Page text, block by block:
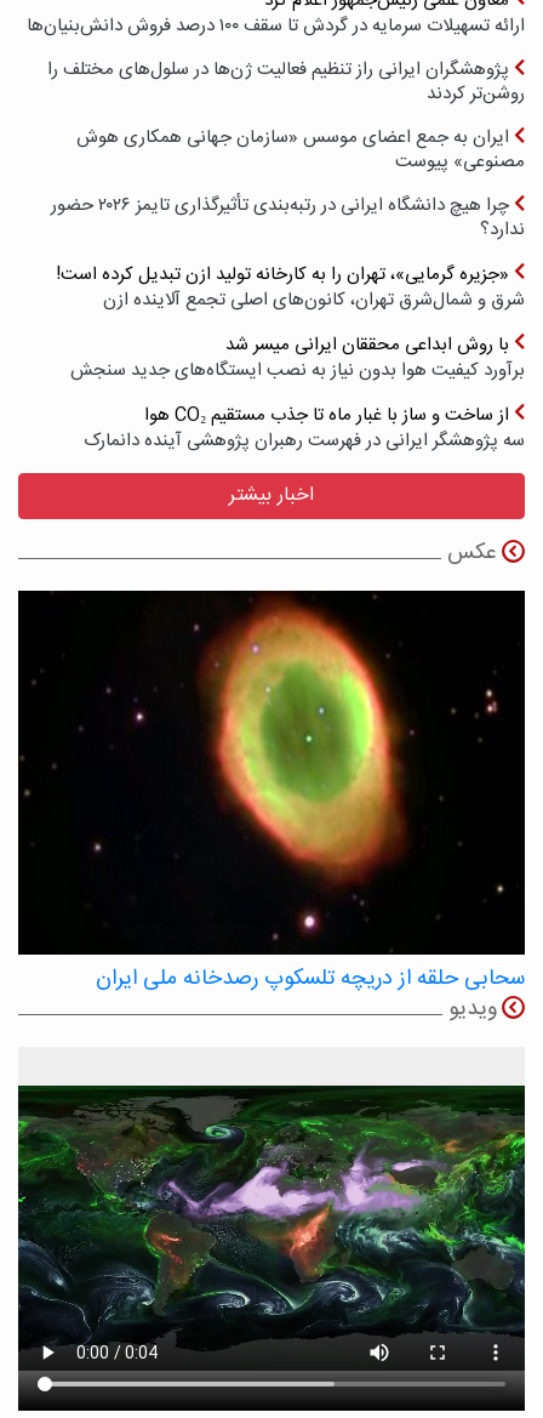
ارائه تسهیلات سرمایه در گردش تا سقف ۱۰۰ درصد فروش دانش‌بنیان‌ها
پژوهشگران ایرانی راز تنظیم فعالیت ژن‌ها در سلول‌های مختلف را
روشن‌تر کردند
ایران به جمع اعضای موسس «سازمان جهانی همکاری هوش
مصنوعی» پیوست
چرا هیچ دانشگاه ایرانی در رتبه‌بندی تأثیرگذاری تایمز ۲۰۲۶ حضور
ندارد؟
«جزیره گرمایی»، تهران را به کارخانه تولید ازن تبدیل کرده است!
شرق و شمال‌شرق تهران، کانون‌های اصلی تجمع آلاینده ازن
با روش ابداعی محققان ایرانی میسر شد
برآورد کیفیت هوا بدون نیاز به نصب ایستگاه‌های جدید سنجش
از ساخت و ساز با غبار ماه تا جذب مستقیم CO₂ هوا
سه پژوهشگر ایرانی در فهرست رهبران پژوهشی آینده دانمارک
اخبار بیشتر
عکس
سحابی حلقه از دریچه تلسکوپ رصدخانه ملی ایران
ویدیو